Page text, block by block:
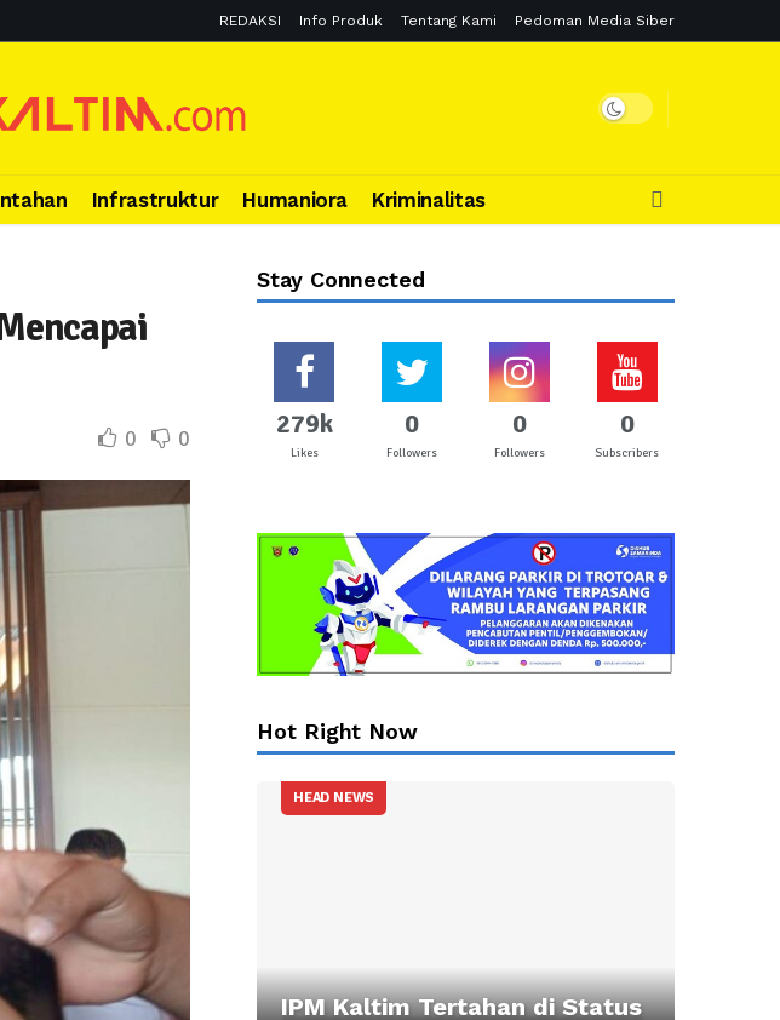
REDAKSI Info Produk Tentang Kami Pedoman Media Siber
Infrastruktur Humaniora Kriminalitas
0 0
Stay Connected
279k
Likes
0
Followers
0
Followers
0
Subscribers
Hot Right Now
HEAD NEWS
IPM Kaltim Tertahan di Status